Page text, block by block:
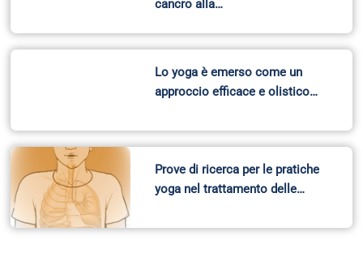
cancro alla…
Lo yoga è emerso come un
approccio efficace e olistico…
Prove di ricerca per le pratiche
yoga nel trattamento delle…